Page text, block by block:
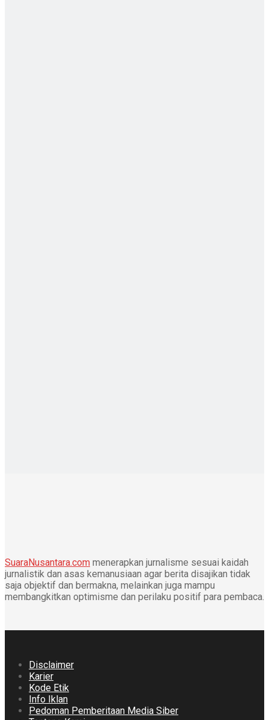
SuaraNusantara.com menerapkan jurnalisme sesuai kaidah
jurnalistik dan asas kemanusiaan agar berita disajikan tidak
saja objektif dan bermakna, melainkan juga mampu
membangkitkan optimisme dan perilaku positif para pembaca.
Disclaimer
Karier
Kode Etik
Info Iklan
Pedoman Pemberitaan Media Siber